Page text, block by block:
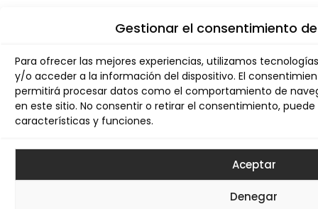
Gestionar el consentimiento
Para ofrecer las mejores experiencias, utilizamos
y/o acceder a la información del dispositivo. El
permitirá procesar datos como el comportamiento de
en este sitio. No consentir o retirar el consentimiento,
características y funciones.
Aceptar
Denegar